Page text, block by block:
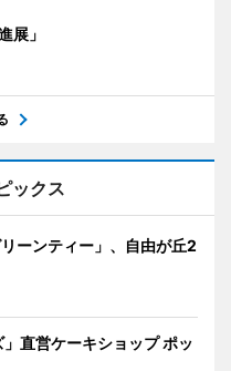
展」
ックス
ーンティー」、自由が丘2
直営ケーキショップ ポッ